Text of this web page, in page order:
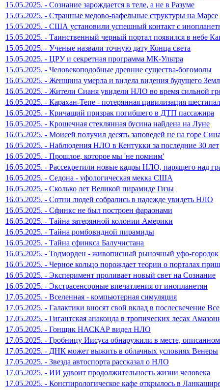
15.05.2025. - Сознание зарождается в теле, а не в Разуме
15.05.2025. - Странные медово-вафельные структуры на Марсе
15.05.2025. - США установили успешный контакт с
15.05.2025. - Таинственный черный портал появился в небе
15.05.2025. - Ученые назвали точную дату Конца света
15.05.2025. - ЦРУ и секретная программа МК-Ультра
15.05.2025. - Человекоподобные древние существа-богомолы
16.05.2025. - Женщина умерла и видела видения будущего
16.05.2025. - Жители Сианя увидели НЛО во время сильной
16.05.2025. - Карахан-Тепе - потерянная цивилизация
16.05.2025. - Кричащий призрак погибшего в ДТП пассажира
16.05.2025. - Крошечная стеклянная бусина найдена на Луне
16.05.2025. - Моисей получил десять заповедей не на горе
16.05.2025. - Наблюдения НЛО в Кентукки за последние 30 лет
16.05.2025. - Прошлое, которое мы 'не помним'
16.05.2025. - Рассекретили новые кадры НЛО, парящего над
16.05.2025. - Седона - уфологическая мекка США
16.05.2025. - Сколько лет Великой пирамиде Гизы
16.05.2025. - Сотни людей собрались в надежде увидеть НЛО
16.05.2025. - Сфинкс не был построен фараонами
16.05.2025. - Тайна затерянной колонии Америки
16.05.2025. - Тайна ромбовидной пирамиды
16.05.2025. - Тайна сфинкса Балучистана
16.05.2025. - Тодморден - живописный рыночный уфо-городок
16.05.2025. - Черное кольцо порождает теории о порталах
16.05.2025. - Эксперимент проливает новый свет на Сознание
16.05.2025. - Экстрасенсорные впечатления от инопланетян
17.05.2025. - Вселенная - компьютерная симуляция
17.05.2025. - Галактики вносят свой вклад в послесвечение
17.05.2025. - Гигантская анаконда в тропических лесах
17.05.2025. - Гонщик НАСКАР видел НЛО
17.05.2025. - Гробницу Иисуса обнаружили в месте,
17.05.2025. - ДНК может выжить в облачных условиях Венеры
17.05.2025. - Звезда автоспорта рассказал о НЛО
17.05.2025. - ИИ удвоит продолжительность жизни человека
17.05.2025. - Конспирологическое кафе открылось в